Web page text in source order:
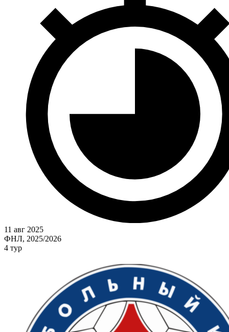
11 авг 2025
ФНЛ, 2025/2026
4 тур